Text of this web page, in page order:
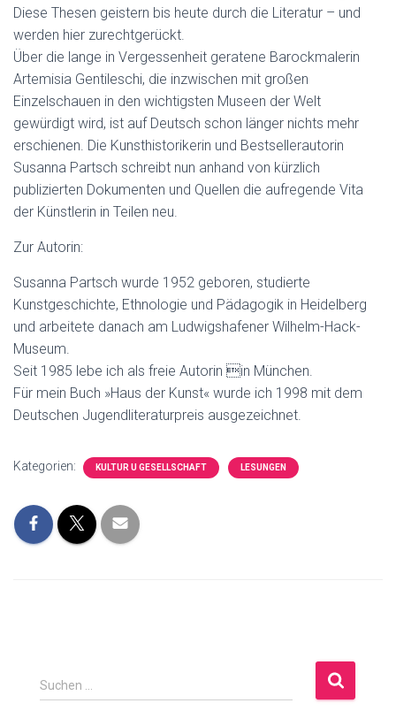
Diese Thesen geistern bis heute durch die Literatur – und
werden hier zurechtgerückt.
Über die lange in Vergessenheit geratene Barockmalerin
Artemisia Gentileschi, die inzwischen mit großen
Einzelschauen in den wichtigsten Museen der Welt
gewürdigt wird, ist auf Deutsch schon länger nichts mehr
erschienen. Die Kunsthistorikerin und Bestsellerautorin
Susanna Partsch schreibt nun anhand von kürzlich
publizierten Dokumenten und Quellen die aufregende Vita
der Künstlerin in Teilen neu.
Zur Autorin:
Susanna Partsch wurde 1952 geboren, studierte
Kunstgeschichte, Ethnologie und Pädagogik in Heidelberg
und arbeitete danach am Ludwigshafener Wilhelm-Hack-
Museum.
Seit 1985 lebe ich als freie Autorin in München.
Für mein Buch »Haus der Kunst« wurde ich 1998 mit dem
Deutschen Jugendliteraturpreis ausgezeichnet.
Kategorien: KULTUR U GESELLSCHAFT LESUNGEN
S
u
Suchen …